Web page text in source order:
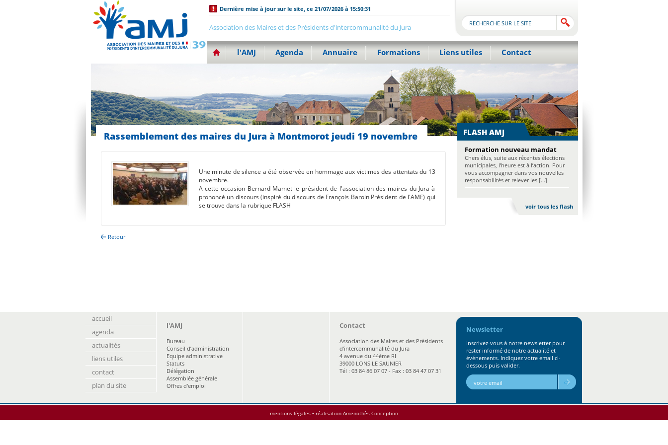
Dernière mise à jour sur le site, ce 21/07/2026 à 15:50:31
Association des Maires et des Présidents d'intercommunalité du Jura
l'AMJ Agenda Annuaire Formations Liens utiles Contact
Rassemblement des maires du Jura à Montmorot jeudi 19 novembre
Une minute de silence a été observée en hommage aux victimes des attentats du 13
novembre.
A cette occasion Bernard Mamet le président de l'association des maires du Jura à
prononcé un discours (inspiré du discours de François Baroin Président de l'AMF) qui
se trouve dans la rubrique FLASH
Retour
FLASH AMJ
Formation nouveau mandat
Chers élus, suite aux récentes élections
municipales, l’heure est à l’action. Pour
vous accompagner dans vos nouvelles
responsabilités et relever les [...]
voir tous les flash
accueil
agenda
actualités
liens utiles
contact
plan du site
l'AMJ
Bureau
Conseil d’administration
Equipe administrative
Statuts
Délégation
Assemblée générale
Offres d'emploi
Contact
Association des Maires et des Présidents
d'intercommunalité du Jura
4 avenue du 44ème RI
39000 LONS LE SAUNIER
Tél : 03 84 86 07 07 - Fax : 03 84 47 07 31
Newsletter
Inscrivez-vous à notre newsletter pour
rester informé de notre actualité et
événements. Indiquez votre email ci-
dessous puis valider.
mentions légales - réalisation Amenothès Conception